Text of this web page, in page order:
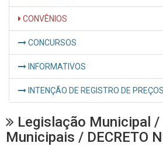
CONVÊNIOS
CONCURSOS
INFORMATIVOS
INTENÇÃO DE REGISTRO DE
Legislação Municipal
Municipais / DECRETO